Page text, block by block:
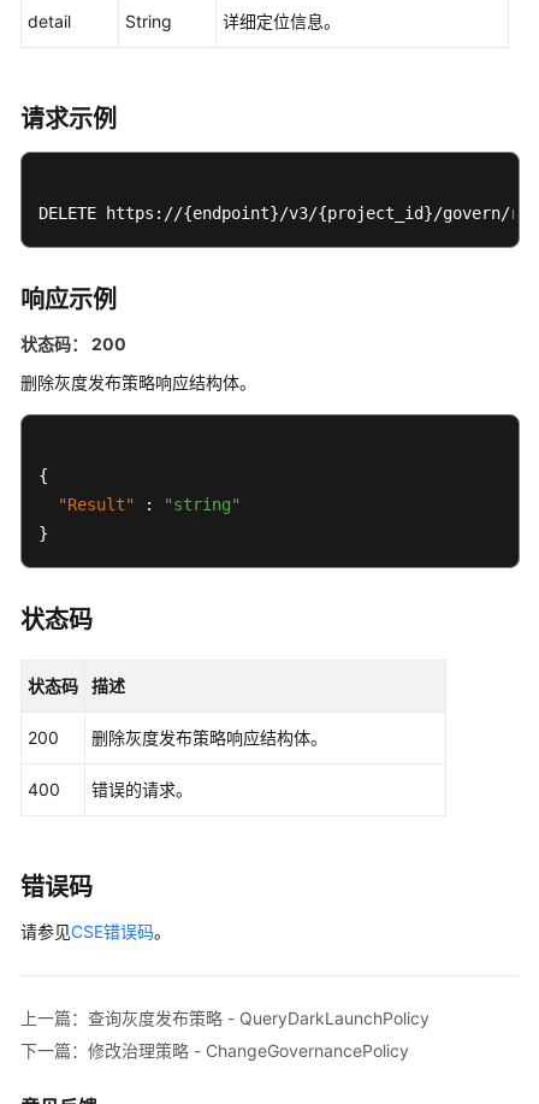
创
建
灰
发
略
CreateDarkLaunchPolicy
发
删
灰
发
DeleteDarkLaunchPolicy
改
治
detail String 详细定位信息。
请求示例
DELETE https://{endpoint}/v3/{project_id}/govern/
响应示例
状态码： 200
删除灰度发布策略响应结构体。
{
"Result"
:
"string"
}
状态码
状态码 描述
200 删除灰度发布策略响应结构体。
400 错误的请求。
错误码
请参见CSE错误码。
上一篇：查询灰度发布策略 - QueryDarkLaunchPolicy
下一篇：修改治理策略 - ChangeGovernancePolicy